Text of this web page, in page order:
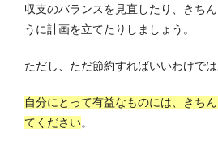
収支のバランスを見直したり、きち
うに計画を立てたりしましょう。
ただし、ただ節約すればいいわけでは
自分にとって有益なものには、きち
てください。